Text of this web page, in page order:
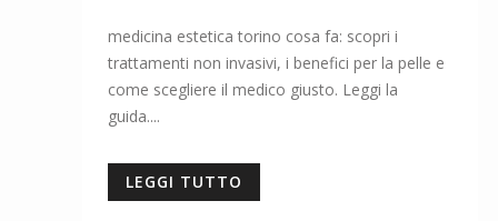
medicina estetica torino cosa fa: scopri i
trattamenti non invasivi, i benefici per la pelle e
come scegliere il medico giusto. Leggi la
guida....
LEGGI TUTTO